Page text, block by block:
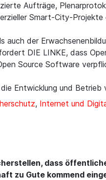
Aufträge,
Smart-City-
auch der
DIE LINKE, dass
Source Software
Entwicklung und
, Internet und
dass
zu Gute kommend